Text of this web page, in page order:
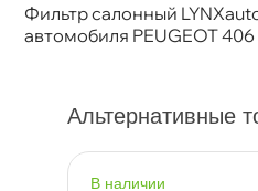
Фильтр салонный
автомобиля PEUGEOT
Бренд
LYNX
Артикул
LAC-1322
Альтернативные
наличии